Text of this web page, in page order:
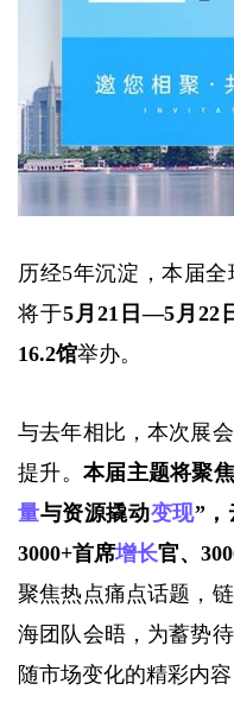
历经5年沉淀，本届
将于5月21日—5月22
16.2馆举办。
与去年相比，本次展会
提升。 本届主题将聚焦
量与资源撬动变现”，
3000+首席增长官、
聚焦热点痛点话题，
海团队会晤，为蓄势
随市场变化的精彩内